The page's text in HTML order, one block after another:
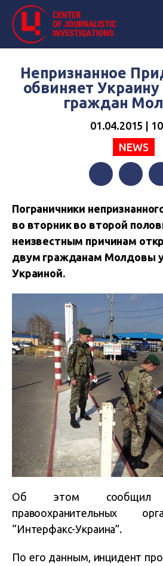
Непризнанное
обвиняет Украину
граждан
01.04.2015 |
NEWS
Пограничники
во вторник во второй
неизвестным причинам
двум гражданам Молдовы у
Украиной.
Об этом сообщил
правоохранительных
“Интерфакс-Украина”.
По его данным, инцидент